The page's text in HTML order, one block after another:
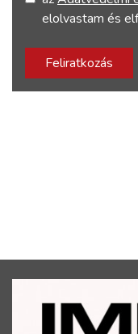
elolvastam és
Feliratkozás